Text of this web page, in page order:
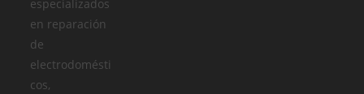
especializados
en reparación
de
electrodomésti
cos,